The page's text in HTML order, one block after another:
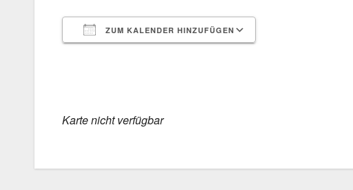
ZUM KALENDER HINZUFÜGEN
Kar­te nicht ver­füg­bar